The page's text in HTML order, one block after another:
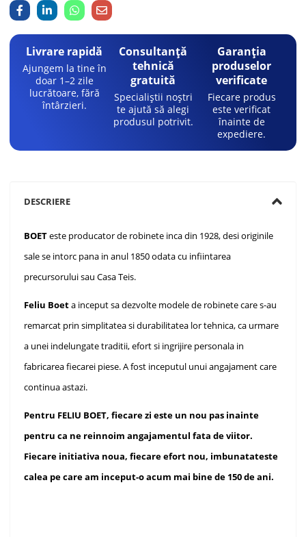
Livrare rapidă
Ajungem la tine în
doar 1–2 zile
lucrătoare, fără
întârzieri.
Consultanță
tehnică
gratuită
Specialiștii noștri
te ajută să alegi
produsul potrivit.
Garanția
produselor
verificate
Fiecare produs
este verificat
înainte de
expediere.
DESCRIERE
BOETeste producator de robinete inca din 1928, desi originile
sale se intorc pana in anul 1850 odata cu infiintarea
precursorului sau Casa Teis.
Feliu Boeta inceput sa dezvolte modele de robinete care s-au
remarcat prin simplitatea si durabilitatea lor tehnica, ca urmare
a unei indelungate traditii, efort si ingrijire personala in
fabricarea fiecarei piese. A fost inceputul unui angajament care
continua astazi.
Pentru FELIU BOET, fiecare zi este un nou pas inainte
pentru ca ne reinnoim angajamentul fata de viitor.
Fiecare initiativa noua, fiecare efort nou, imbunatateste
calea pe care am inceput-o acum mai bine de 150 de ani.